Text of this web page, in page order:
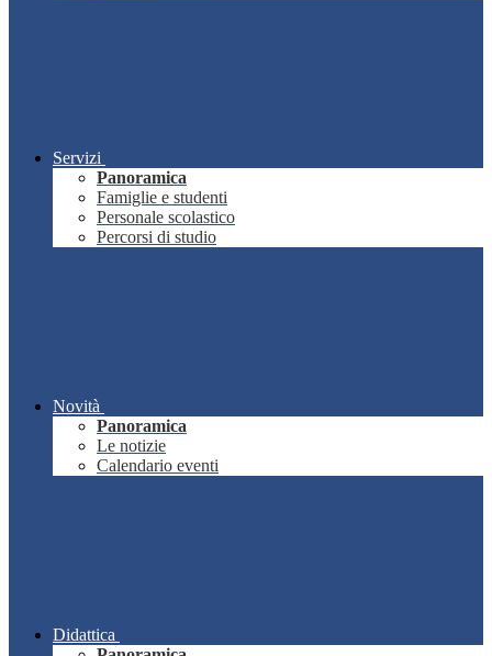
Servizi
Panoramica
Famiglie e studenti
Personale scolastico
Percorsi di studio
Novità
Panoramica
Le notizie
Calendario eventi
Didattica